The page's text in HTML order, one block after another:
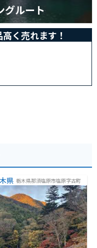
グルート
く売れます！
県 栃木県那須塩原市塩原字古町